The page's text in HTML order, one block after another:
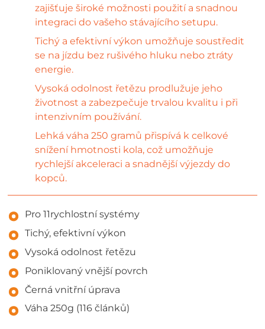
zajišťuje široké možnosti použití a snadnou
integraci do vašeho stávajícího setupu.
Tichý a efektivní výkon umožňuje soustředit
se na jízdu bez rušivého hluku nebo ztráty
energie.
Vysoká odolnost řetězu prodlužuje jeho
životnost a zabezpečuje trvalou kvalitu i při
intenzivním používání.
Lehká váha 250 gramů přispívá k celkové
snížení hmotnosti kola, což umožňuje
rychlejší akceleraci a snadnější výjezdy do
kopců.
Pro 11rychlostní systémy
Tichý, efektivní výkon
Vysoká odolnost řetězu
Poniklovaný vnější povrch
Černá vnitřní úprava
Váha 250g (116 článků)